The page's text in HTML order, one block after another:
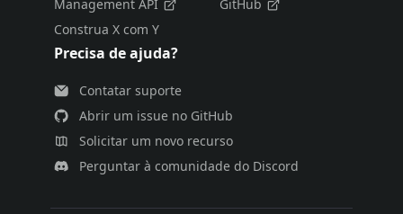
Management API
Construa X com Y
GitHub
Precisa de ajuda?
Contatar suporte
Abrir um issue no GitHub
Solicitar um novo recurso
Perguntar à comunidade do Discord